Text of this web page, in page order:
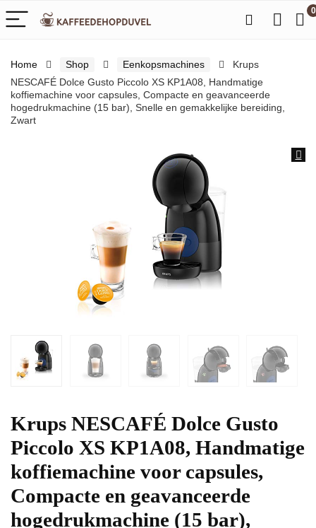
0
Home Shop Eenkopsmachines
Krups
NESCAFÉ Dolce Gusto Piccolo XS KP1A08, Handmatige
koffiemachine voor capsules, Compacte en geavanceerde
hogedrukmachine (15 bar), Snelle en gemakkelijke bereiding,
Zwart
Krups NESCAFÉ Dolce Gusto
Piccolo XS KP1A08, Handmatige
koffiemachine voor capsules,
Compacte en geavanceerde
hogedrukmachine (15 bar),